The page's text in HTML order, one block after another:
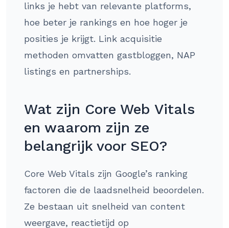
links je hebt van relevante platforms,
hoe beter je rankings en hoe hoger je
posities je krijgt. Link acquisitie
methoden omvatten gastbloggen, NAP
listings en partnerships.
Wat zijn Core Web Vitals
en waarom zijn ze
belangrijk voor SEO?
Core Web Vitals zijn Google’s ranking
factoren die de laadsnelheid beoordelen.
Ze bestaan uit snelheid van content
weergave, reactietijd op